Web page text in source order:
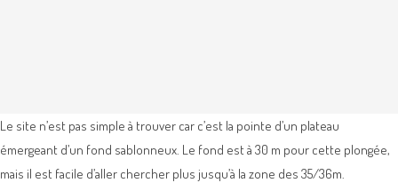
Le site n’est pas simple à trouver car c’est la pointe d’un plateau
émergeant d’un fond sablonneux. Le fond est à 30 m pour cette plongée,
mais il est facile d’aller chercher plus jusqu’à la zone des 35/36m.